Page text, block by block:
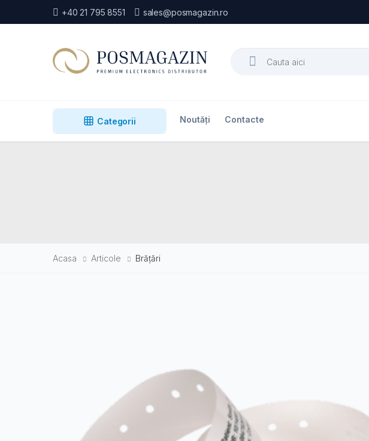
+40 21 795 8551 sales@posmagazin.ro
Categorii Noutăți Contacte
Acasa Articole Brățări